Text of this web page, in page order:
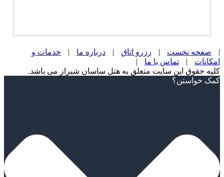
| صفحه نخست | رزرو اتاق | درباره ما |
خدمات و
امکانات
| تماس با ما
|
کلیه حقوق این سایت متعلق به هتل ساسان شیراز می باشد.
Scroll
کمک خواستن؟